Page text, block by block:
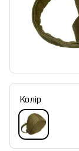
Колір